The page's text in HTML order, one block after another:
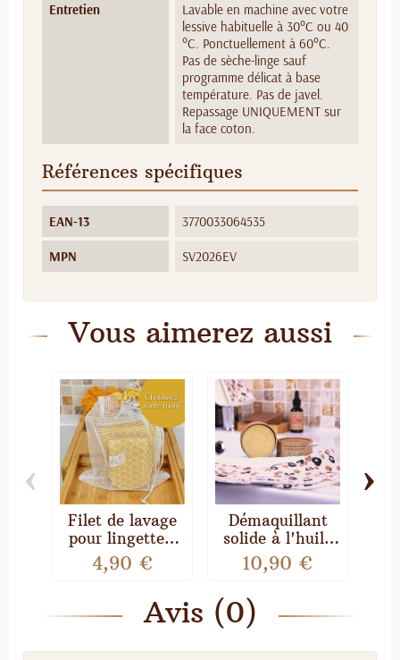
Entretien
Lavable en machine avec votre
lessive habituelle à 30°C ou 40
°C. Ponctuellement à 60°C.
Pas de sèche-linge sauf
programme délicat à base
température. Pas de javel.
Repassage UNIQUEMENT sur
la face coton.
Références spécifiques
EAN-13 3770033064535
MPN SV2026EV
Vous aimerez aussi
Filet de lavage
pour lingettes,
serviette visage,
bandeau make-
4,90 €
Démaquillant
solide à l'huile
de Jojoba -
Comme Avant
10,90 €
‹ ›
Avis (0)